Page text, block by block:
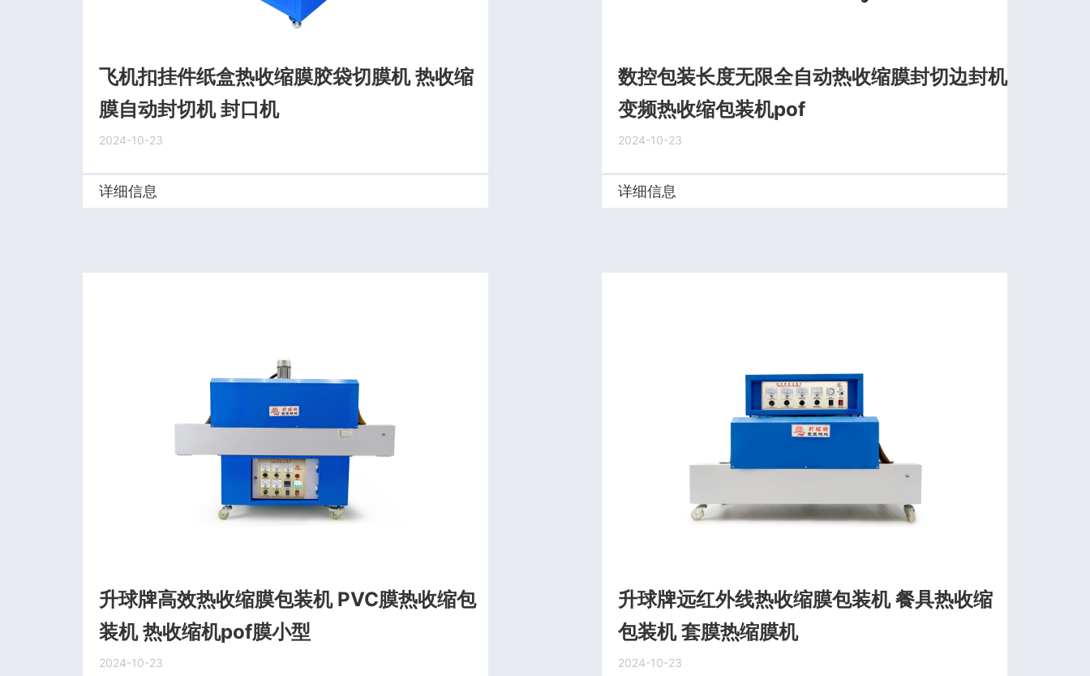
飞机扣挂件纸盒热收缩膜胶袋切膜机 热收缩
膜自动封切机 封口机
2024-10-23
详细信息
数控包装长度无限全自动热收缩膜封切边封机
变频热收缩包装机pof
2024-10-23
详细信息
升球牌高效热收缩膜包装机 PVC膜热收缩包
装机 热收缩机pof膜小型
2024-10-23
升球牌远红外线热收缩膜包装机 餐具热收缩
包装机 套膜热缩膜机
2024-10-23